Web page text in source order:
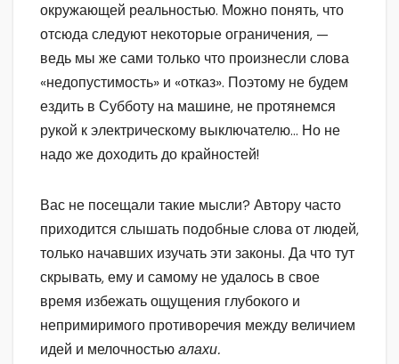
окружающей реальностью. Можно понять, что
отсюда следуют некоторые ограничения, —
ведь мы же сами только что произнесли слова
«недопустимость» и «отказ». Поэтому не будем
ездить в Субботу на машине, не протянемся
рукой к электрическому выключателю… Но не
надо же доходить до крайностей!
Вас не посещали такие мысли? Автору часто
приходится слышать подобные слова от людей,
только начавших изучать эти законы. Да что тут
скрывать, ему и самому не удалось в свое
время избежать ощущения глубокого и
непримиримого противоречия между величием
идей и мелочностьюалахи.